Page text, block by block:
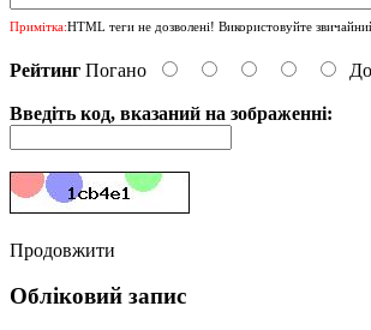
Примітка:HTML теги не дозволені! Використовуйте
Рейтинг Погано
Введіть код, вказаний на зображенні:
Продовжити
Обліковий запис